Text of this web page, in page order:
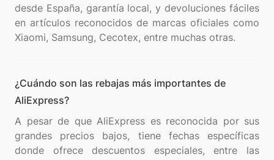
desde España, garantía local, y devoluciones fáciles
en artículos reconocidos de marcas oficiales como
¿Cuándo son las rebajas más importantes de
AliExpress?
A pesar de que AliExpress es reconocida por sus
grandes precios bajos, tiene fechas específicas
donde ofrece descuentos especiales, entre las